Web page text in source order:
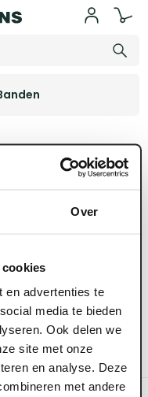
Over
en advertenties te
media te bieden
Ook delen we
site met onze
en analyse. Deze
met andere
vinden